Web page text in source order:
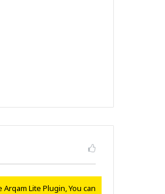
Lite Plugin, You can